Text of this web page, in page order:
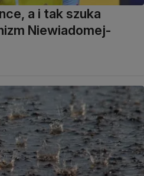
a i tak szuka
Niewiadomej-